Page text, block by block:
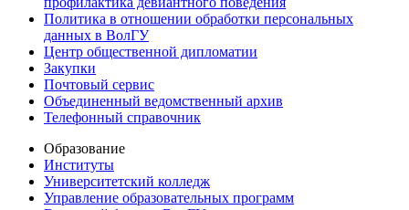
Политика в отношении обработки персональных
данных в ВолГУ
Центр общественной дипломатии
Закупки
Почтовый сервис
Объединенный ведомственный архив
Телефонный справочник
Образование
Институты
Университетский колледж
Управление образовательных программ